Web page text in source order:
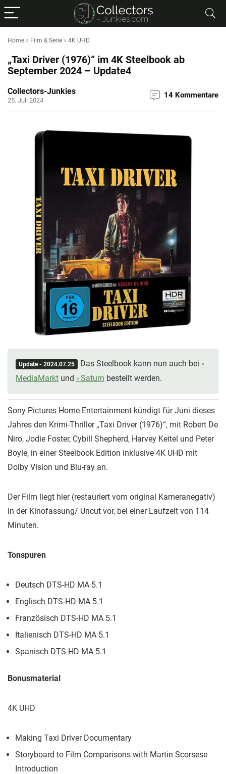
Home » Film & Serie » 4K UHD
„Taxi Driver (1976)“ im 4K Steelbook ab
September 2024 – Update4
Collectors-Junkies
25. Juli 2024
14 Kommentare
Update - 2024.07.25
Das Steelbook kann nun auch bei
MediaMarkt und Saturn bestellt werden.
Sony Pictures Home Entertainment kündigt für Juni dieses
Jahres den Krimi-Thriller „Taxi Driver (1976)“, mit Robert De
Niro, Jodie Foster, Cybill Shepherd, Harvey Keitel und Peter
Boyle, in einer Steelbook Edition inklusive 4K UHD mit
Dolby Vision und Blu-ray an.
Der Film liegt hier (restauriert vom original Kameranegativ)
in der Kinofassung/ Uncut vor, bei einer Laufzeit von 114
Minuten.
Tonspuren
Deutsch DTS-HD MA 5.1
Englisch DTS-HD MA 5.1
Französisch DTS-HD MA 5.1
Italienisch DTS-HD MA 5.1
Spanisch DTS-HD MA 5.1
Bonusmaterial
4K UHD
Making Taxi Driver Documentary
Storyboard to Film Comparisons with Martin Scorsese
Introduction